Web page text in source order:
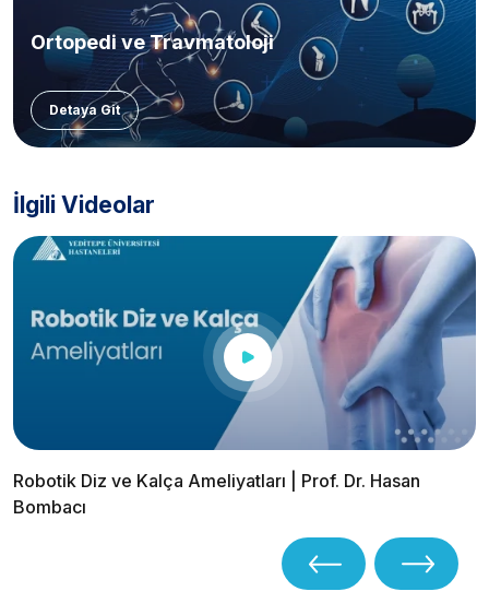
Ortopedi ve Travmatoloji
Detaya Git
İlgili Videolar
Robotik Diz ve Kalça Ameliyatları | Prof. Dr. Hasan
Bombacı